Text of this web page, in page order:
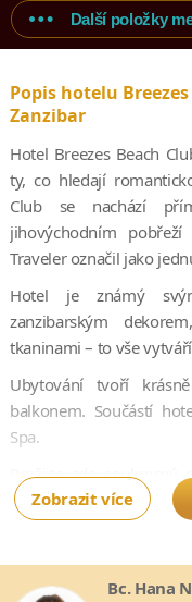
Další položky
Popis hotelu
Zanzibar
Hotel Breezes Beach
ty, co hledají
Club se nachází
jihovýchodním
Traveler označil jako
Hotel je známý
zanzibarským
tkaninami – to vše
Ubytování tvoří
balkonem. Součástí
Spa.
Prožijte zde soukromý
přírody.
Neexistuje lepší místo,
krásnou pláži a
Zobrazit více
Bc. Hana